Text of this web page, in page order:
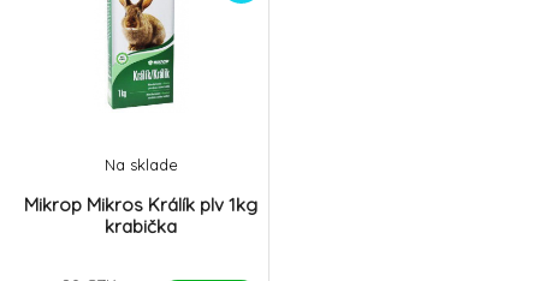
Mikrop Mikros Králík plv 1kg
krabička
Na sklade